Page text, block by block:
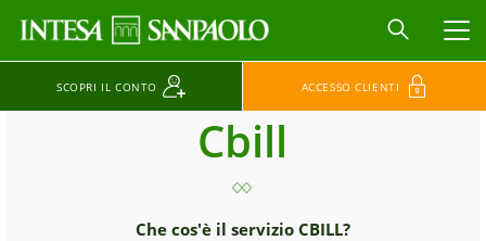
SCOPRI IL CONTO ACCESSO CLIENTI
Cbill
Che cos'è il servizio CBILL?